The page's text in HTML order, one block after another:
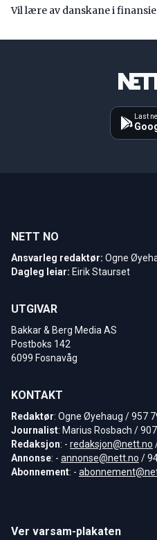
Vil lære av danskane i
Last
NETT NO
Ansvarleg redaktør: Ogne
Dagleg leiar: Eirik Staurset
UTGIVAR
Bakkar & Berg Media AS
Postboks 142
6099 Fosnavåg
KONTAKT
Redaktør: Ogne Øyehaug / 957
Journalist: Marius Rosbach /
Redaksjon: - redaksjon@nett.no
Annonse: - annonse@nett.no /
Abonnement: -
Ver varsam-plakaten